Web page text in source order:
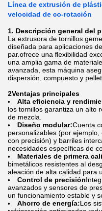
Línea de extrusión de
velocidad de co-rotación
1. Descripción general del
La extrusora de tornillos
diseñada para aplicaciones
par.ofrece una flexibilidad
una amplia gama de
avanzada, esta máquina
dispersión, compuesto y
2Ventajas principales
Alta eficiencia y
los tornillos garantiza un alto
de mezcla.
Diseño modular:Cuenta
personalizables (por
con precisión) y barriles
necesidades específicas de
Materiales de primera
bimetálicos resistentes al
aleación de alta calidad para
Control de precisión
avanzados y sensores de
un funcionamiento estable y
Ahorro de energía:Los